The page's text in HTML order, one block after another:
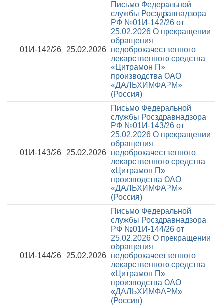
01И-142/26 25.02.2026
Письмо Федеральной
службы Росздравнадзора
РФ №01И-142/26 от
25.02.2026 О прекращении
обращения
недоброкачественного
лекарственного средства
«Цитрамон П»
производства ОАО
«ДАЛЬХИМФАРМ»
(Россия)
01И-143/26 25.02.2026
Письмо Федеральной
службы Росздравнадзора
РФ №01И-143/26 от
25.02.2026 О прекращении
обращения
недоброкачественного
лекарственного средства
«Цитрамон П»
производства ОАО
«ДАЛЬХИМФАРМ»
(Россия)
01И-144/26 25.02.2026
Письмо Федеральной
службы Росздравнадзора
РФ №01И-144/26 от
25.02.2026 О прекращении
обращения
недоброкачеетвенного
лекарственного средства
«Цитрамон П»
производства ОАО
«ДАЛЬХИМФАРМ»
(Россия)